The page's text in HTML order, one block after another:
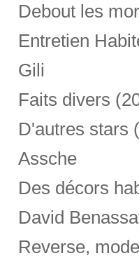
Debout les
Entretien
Gili
Faits divers
D'autres stars
Assche
Des décors
David
Reverse,